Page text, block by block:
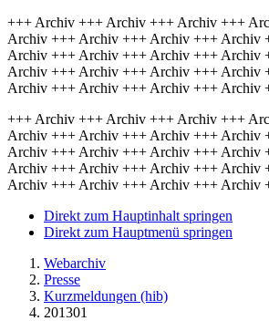
+++ Archiv +++ Archiv +++ Archiv +++
Archiv +++ Archiv +++ Archiv +++ Archiv
Archiv +++ Archiv +++ Archiv +++ Archiv
Archiv +++ Archiv +++ Archiv +++ Archiv
Archiv +++ Archiv +++ Archiv +++ Archiv
+++ Archiv +++ Archiv +++ Archiv +++
Archiv +++ Archiv +++ Archiv +++ Archiv
Archiv +++ Archiv +++ Archiv +++ Archiv
Archiv +++ Archiv +++ Archiv +++ Archiv
Archiv +++ Archiv +++ Archiv +++ Archiv
Direkt zum Hauptinhalt springen
Direkt zum Hauptmenü springen
Webarchiv
Presse
Kurzmeldungen (hib)
201301